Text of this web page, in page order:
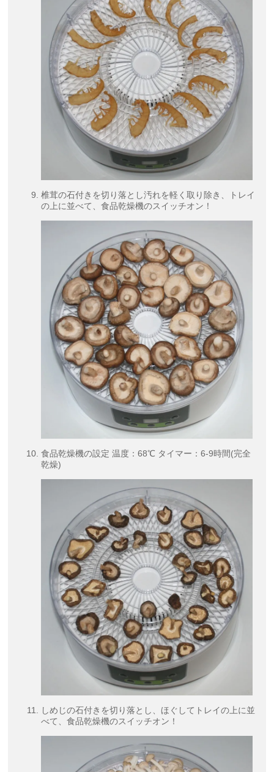
椎茸の石付きを切り落とし汚れを軽く取り除き、トレイ
の上に並べて、食品乾燥機のスイッチオン！
食品乾燥機の設定 温度：68℃ タイマー：6-9時間(完全
乾燥)
しめじの石付きを切り落とし、ほぐしてトレイの上に並
べて、食品乾燥機のスイッチオン！